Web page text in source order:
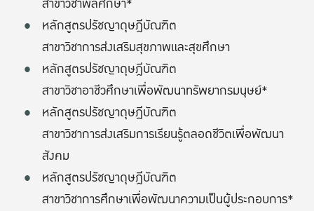
สาขาวิชาพลศึกษา*
หลักสูตรปรัชญาดุษฎีบัณฑิต
สาขาวิชาการส่งเสริมสุขภาพและสุขศึกษา
หลักสูตรปรัชญาดุษฎีบัณฑิต
สาขาวิชาอาชีวศึกษาเพื่อพัฒนาทรัพยากรมนุษย์*
หลักสูตรปรัชญาดุษฎีบัณฑิต
สาขาวิชาการส่งเสริมการเรียนรู้ตลอดชีวิตเพื่อพัฒนา
สังคม
หลักสูตรปรัชญาดุษฎีบัณฑิต
สาขาวิชาการศึกษาเพื่อพัฒนาความเป็นผู้ประกอบการ*